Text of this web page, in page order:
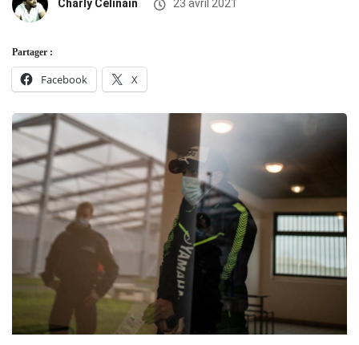
Charly Célinain 23 avril 2021
Partager :
Facebook X